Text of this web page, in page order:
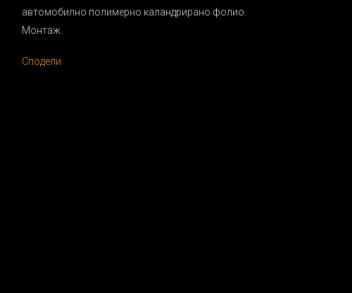
автомобилно полимерно каландрирано фолио.
Монтаж.
Сподели